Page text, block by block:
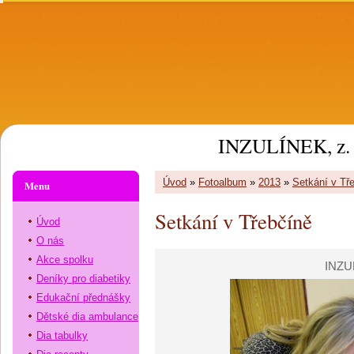
INZULÍNEK, z.
Úvod » Fotoalbum » 2013 » Setkání v
Setkání v Třebčíně
Menu
Úvod
O nás
Akce spolku
Deníky pro diabetiky
Edukační přednášky
Dětské dia ambulance
Dia tabulky